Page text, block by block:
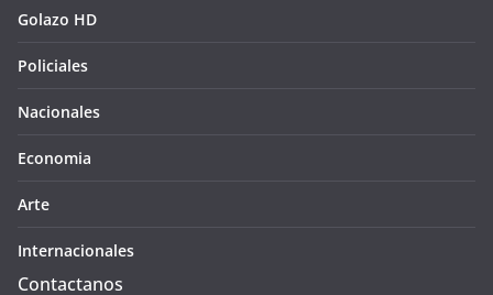
Golazo HD
Policiales
Nacionales
Economia
Arte
Internacionales
Contactanos